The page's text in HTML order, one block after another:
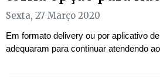
Sexta, 27 Março 2020
Em formato delivery ou por aplicativo
adequaram para continuar atendendo